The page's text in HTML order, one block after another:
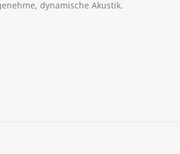
dynamische Akustik.